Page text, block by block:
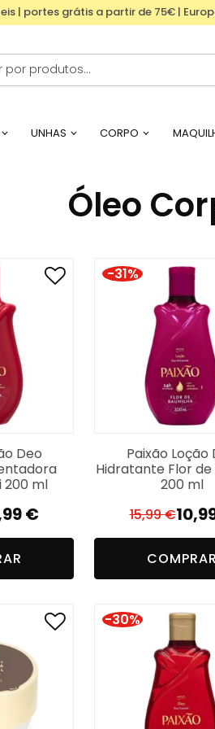
| portes grátis a partir de 75€ |
UNHAS CORPO
Óleo
Deo
200 ml
€
-31%
Paixão Loção
Hidratante Flor de
200 ml
15,99€ O
era:
O
atual
é:
COMPRAR
-30%